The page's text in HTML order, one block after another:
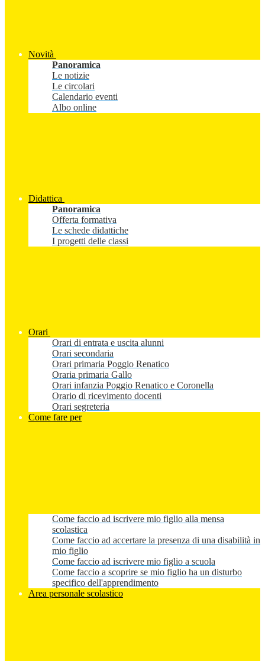
Novità
Panoramica
Le notizie
Le circolari
Calendario eventi
Albo online
Didattica
Panoramica
Offerta formativa
Le schede didattiche
I progetti delle classi
Orari
Orari di entrata e uscita alunni
Orari secondaria
Orari primaria Poggio Renatico
Oraria primaria Gallo
Orari infanzia Poggio Renatico e Coronella
Orario di ricevimento docenti
Orari segreteria
Come fare per
Come faccio ad iscrivere mio figlio alla mensa
scolastica
Come faccio ad accertare la presenza di una disabilità in
mio figlio
Come faccio ad iscrivere mio figlio a scuola
Come faccio a scoprire se mio figlio ha un disturbo
specifico dell'apprendimento
Area personale scolastico